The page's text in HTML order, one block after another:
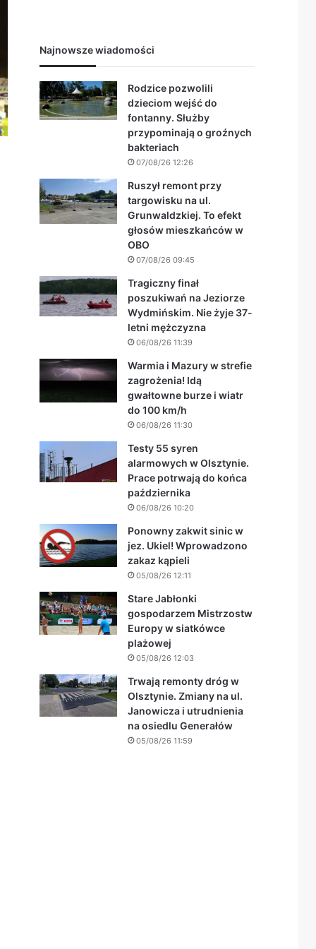
Najnowsze wiadomości
Rodzice pozwolili
dzieciom wejść do
fontanny. Służby
przypominają o groźnych
bakteriach
07/08/26 12:26
Ruszył remont przy
targowisku na ul.
Grunwaldzkiej. To efekt
głosów mieszkańców w
OBO
07/08/26 09:45
Tragiczny finał
poszukiwań na Jeziorze
Wydmińskim. Nie żyje 37-
letni mężczyzna
06/08/26 11:39
Warmia i Mazury w strefie
zagrożenia! Idą
gwałtowne burze i wiatr
do 100 km/h
06/08/26 11:30
Testy 55 syren
alarmowych w Olsztynie.
Prace potrwają do końca
października
06/08/26 10:20
Ponowny zakwit sinic w
jez. Ukiel! Wprowadzono
zakaz kąpieli
05/08/26 12:11
Stare Jabłonki
gospodarzem Mistrzostw
Europy w siatkówce
plażowej
05/08/26 12:03
Trwają remonty dróg w
Olsztynie. Zmiany na ul.
Janowicza i utrudnienia
na osiedlu Generałów
05/08/26 11:59